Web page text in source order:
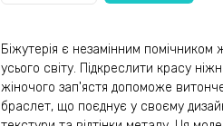
Біжутерія є незамінним помічником
усього світу. Підкреслити красу
жіночого зап'ястя допоможе
браслет, що поєднує у своєму